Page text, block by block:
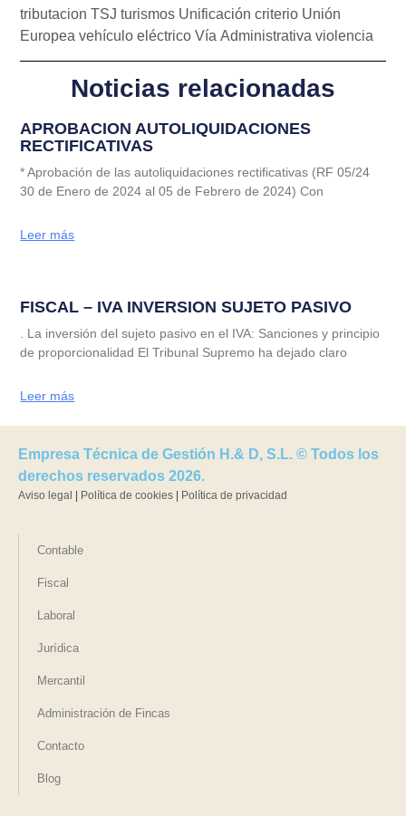
tributacion TSJ turismos Unificación criterio Unión
Europea vehículo eléctrico Vía Administrativa violencia
Noticias relacionadas
APROBACION AUTOLIQUIDACIONES
RECTIFICATIVAS
* Aprobación de las autoliquidaciones rectificativas (RF 05/24
30 de Enero de 2024 al 05 de Febrero de 2024) Con
Leer más
FISCAL – IVA INVERSION SUJETO PASIVO
. La inversión del sujeto pasivo en el IVA: Sanciones y principio
de proporcionalidad El Tribunal Supremo ha dejado claro
Leer más
Empresa Técnica de Gestión H.& D, S.L. © Todos los
derechos reservados 2026.
Aviso legal | Política de cookies | Política de privacidad
Contable
Fiscal
Laboral
Jurídica
Mercantil
Administración de Fincas
Contacto
Blog